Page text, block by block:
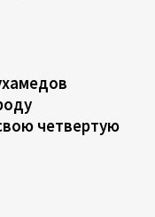
четвертую